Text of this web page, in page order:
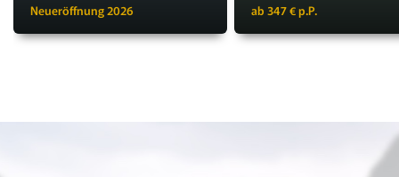
Neueröffnung 2026
ab 347 € p.P.